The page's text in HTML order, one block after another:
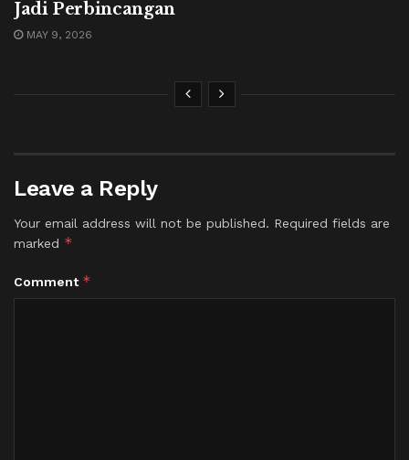
Jadi Perbincangan
MAY 9, 2026
Leave a Reply
Your email address will not be published. Required fields are
marked *
Comment *